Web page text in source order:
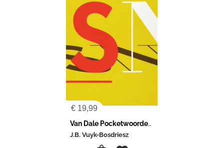
€ 19,99
Van Dale Pocketwoordenboek Spaans-Nederlands
J.B. Vuyk-Bosdriesz